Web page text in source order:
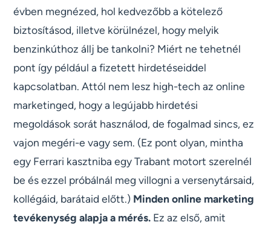
évben megnézed, hol kedvezőbb a kötelező
biztosításod, illetve körülnézel, hogy melyik
benzinkúthoz állj be tankolni? Miért ne tehetnél
pont így például a fizetett hirdetéseiddel
kapcsolatban. Attól nem lesz high-tech az online
marketinged, hogy a legújabb hirdetési
megoldások sorát használod, de fogalmad sincs, ez
vajon megéri-e vagy sem. (Ez pont olyan, mintha
egy Ferrari kasztniba egy Trabant motort szerelnél
be és ezzel próbálnál meg villogni a versenytársaid,
kollégáid, barátaid előtt.) Minden online marketing
tevékenység alapja a mérés. Ez az első, amit